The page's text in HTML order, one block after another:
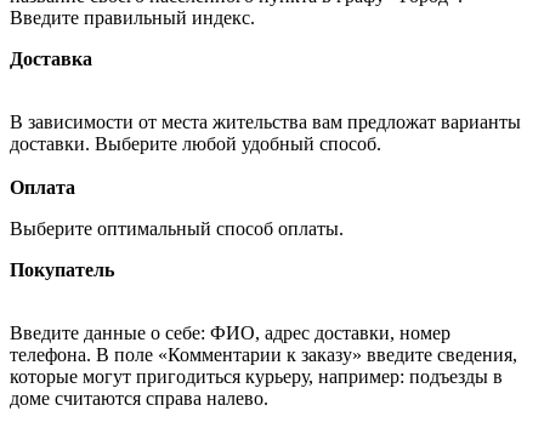
Введите правильный индекс.
Доставка
В зависимости от места жительства вам предложат варианты
доставки. Выберите любой удобный способ.
Оплата
Выберите оптимальный способ оплаты.
Покупатель
Введите данные о себе: ФИО, адрес доставки, номер
телефона. В поле «Комментарии к заказу» введите сведения,
которые могут пригодиться курьеру, например: подъезды в
доме считаются справа налево.